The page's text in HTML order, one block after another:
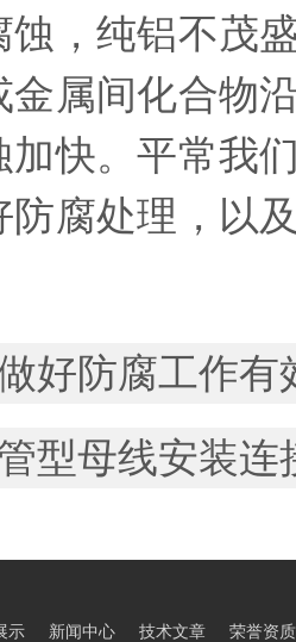
纯铝不茂盛
金属间化合物
加快。平常我
防腐处理，以
好防腐工作有
型母线安装连
示 新闻中心 技术文章 荣誉资质